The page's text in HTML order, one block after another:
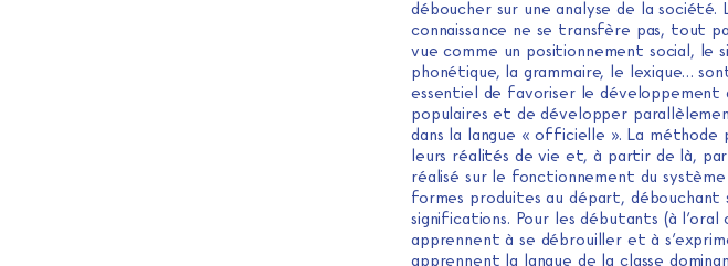
déboucher sur une analyse de la
connaissance ne se transfère pas, tout
vue comme un positionnement social, le
phonétique, la grammaire, le lexique…
essentiel de favoriser le développement
populaires et de développer
dans la langue « officielle ». La
leurs réalités de vie et, à partir de là,
réalisé sur le fonctionnement du
formes produites au départ, débouchant
significations. Pour les débutants (à
apprennent à se débrouiller et à
apprennent la langue de la classe